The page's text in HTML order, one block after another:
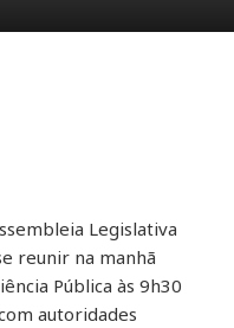
Legislativa
reunir na manhã
Pública às 9h30
autoridades